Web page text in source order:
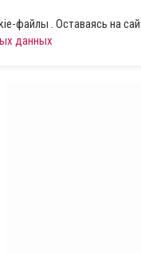
файлы . Оставаясь на
данных